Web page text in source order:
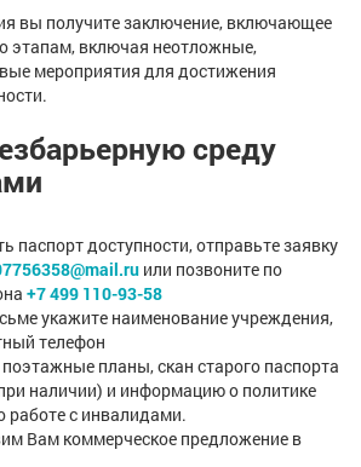
вы получите заключение, включающее
этапам, включая неотложные,
мероприятия для достижения
среду
паспорт доступности, отправьте заявку
или позвоните по
+7 499 110-93-58
укажите наименование учреждения,
телефон
планы, скан старого паспорта
наличии) и информацию о политике
работе с инвалидами.
Вам коммерческое предложение в